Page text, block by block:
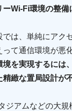
ーWi-Fi環境の整備
では、単純にアク
って通信環境が悪
境を実現するには
精緻な置局設計が
ジアムなどの⼤規